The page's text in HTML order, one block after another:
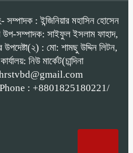
: ইন্জিনিয়ার মহাসিন হোসেন
উপ-সম্পাদক: সাইফুল ইসলাম ফাহাদ,
: মো: শামছু উদ্দিন লিটন,
নিউ মার্কেট(চান্দিনা
: +8801825180221/